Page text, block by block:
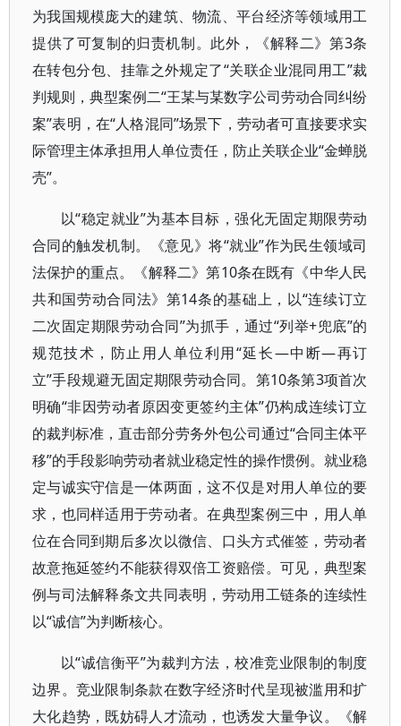
为我国规模庞大的建筑、物流、平台经济等领域用工
提供了可复制的归责机制。此外，《解释二》第3条
在转包分包、挂靠之外规定了“关联企业混同用工”裁
判规则，典型案例二“王某与某数字公司劳动合同纠纷
案”表明，在“人格混同”场景下，劳动者可直接要求实
际管理主体承担用人单位责任，防止关联企业“金蝉脱
壳”。
以“稳定就业”为基本目标，强化无固定期限劳动
合同的触发机制。《意见》将“就业”作为民生领域司
法保护的重点。《解释二》第10条在既有《中华人民
共和国劳动合同法》第14条的基础上，以“连续订立
二次固定期限劳动合同”为抓手，通过“列举+兜底”的
规范技术，防止用人单位利用“延长—中断—再订
立”手段规避无固定期限劳动合同。第10条第3项首次
明确“非因劳动者原因变更签约主体”仍构成连续订立
的裁判标准，直击部分劳务外包公司通过“合同主体平
移”的手段影响劳动者就业稳定性的操作惯例。就业稳
定与诚实守信是一体两面，这不仅是对用人单位的要
求，也同样适用于劳动者。在典型案例三中，用人单
位在合同到期后多次以微信、口头方式催签，劳动者
故意拖延签约不能获得双倍工资赔偿。可见，典型案
例与司法解释条文共同表明，劳动用工链条的连续性
以“诚信”为判断核心。
以“诚信衡平”为裁判方法，校准竞业限制的制度
边界。竞业限制条款在数字经济时代呈现被滥用和扩
大化趋势，既妨碍人才流动，也诱发大量争议。《解